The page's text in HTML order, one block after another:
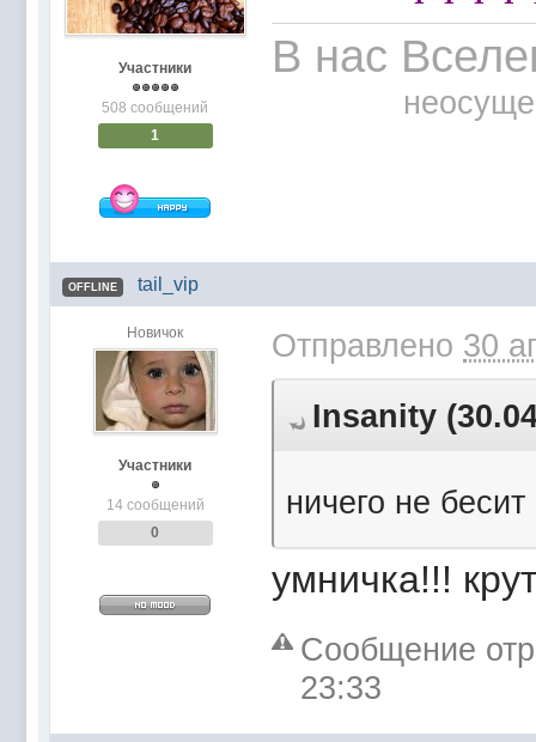
Участники
508 сообщений
1
В нас
OFFLINE tail_vip
Новичок
Участники
14 сообщений
0
Отправлено 30
Insanity
ничего не бесит
умничка!!!
Сообщение
23:33